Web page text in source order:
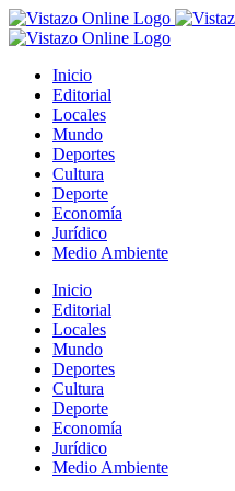
Saltar
al
Inicio
Editorial
Locales
Mundo
Deportes
Cultura
Deporte
Economía
Jurídico
Medio Ambiente
Inicio
Editorial
Locales
Mundo
Deportes
Cultura
Deporte
Economía
Jurídico
Medio Ambiente